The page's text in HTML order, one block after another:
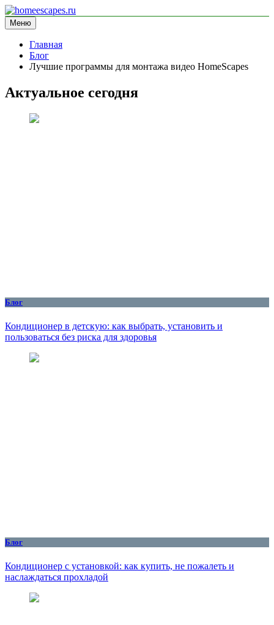
Перейти
к
содержимому
homeescapes.ru
информационный сайт
Меню
Главная
Блог
Лучшие программы для монтажа видео HomeScapes
Актуальное сегодня
Блог
Кондиционер в детскую: как выбрать, установить и
пользоваться без риска для здоровья
Блог
Кондиционер с установкой: как купить, не пожалеть и
наслаждаться прохладой